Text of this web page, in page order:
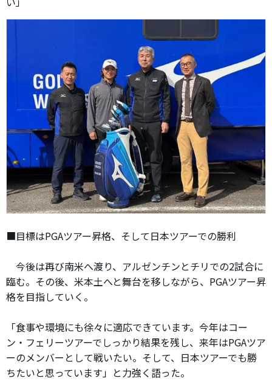
■目標はPGAツアー昇格、そして日本ツアーでの勝利
今後は再び南米へ渡り、アルゼンチンとチリでの2試合に
臨む。その後、米本土へと舞台を移しながら、PGAツアー昇
格を目指していく。
「食事や環境にも徐々に適応できています。今年はコー
ン・フェリーツアーでしっかり結果を残し、来年はPGAツア
ーのメンバーとして戦いたい。そして、日本ツアーでも勝
ちたいと思っています」と力強く語った。